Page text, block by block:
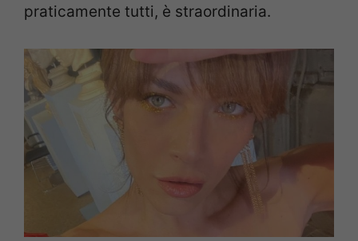
praticamente tutti, è straordinaria.